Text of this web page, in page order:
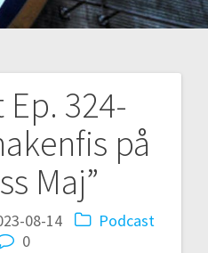
Ep. 324-
på
Maj”
08-14
Podcast
0